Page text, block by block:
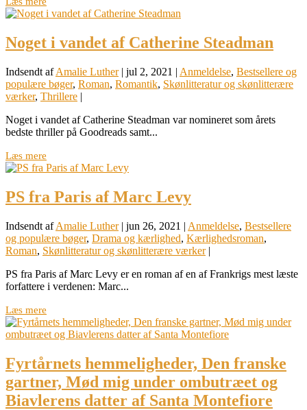
Noget i vandet af Catherine Steadman
Indsendt afAmalie Luther| jul 2, 2021 | Anmeldelse, Bestsellere og
populære bøger, Roman, Romantik, Skønlitteratur og skønlitterære
værker, Thrillere |
Noget i vandet af Catherine Steadman var nomineret som årets
bedste thriller på Goodreads samt...
Læs mere
PS fra Paris af Marc Levy
Indsendt afAmalie Luther| jun 26, 2021 | Anmeldelse, Bestsellere
og populære bøger, Drama og kærlighed, Kærlighedsroman,
Roman, Skønlitteratur og skønlitterære værker|
PS fra Paris af Marc Levy er en roman af en af Frankrigs mest læste
forfattere i verdenen: Marc...
Læs mere
Fyrtårnets hemmeligheder, Den franske
gartner, Mød mig under ombutræet og
Biavlerens datter af Santa Montefiore